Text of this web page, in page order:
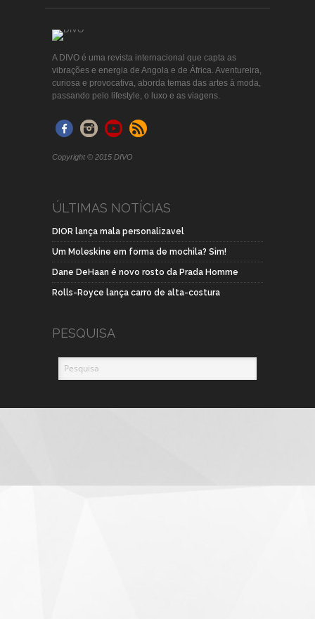
A DIVO é uma revista internacional que capta as
vibrações e energia de Angola e de África. Aventureira,
curiosa e provocativa, aborda temas das artes à moda,
passando pelo lifestyle, o luxo e as viagens.
Copyright © 2015 DIVO
ÚLTIMAS NOTÍCIAS
DIOR lança mala personalizavel
Um Moleskine em forma de mochila? Sim!
Dane DeHaan é novo rosto da Prada Homme
Rolls-Royce lança carro de alta-costura
PESQUISA